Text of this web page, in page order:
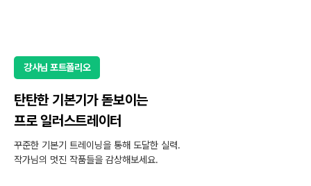
강사님 포트폴리오
탄탄한 기본기가 돋보이는
프로 일러스트레이터
꾸준한 기본기 트레이닝을 통해 도달한 실력.
작가님의 멋진 작품들을 감상해보세요.